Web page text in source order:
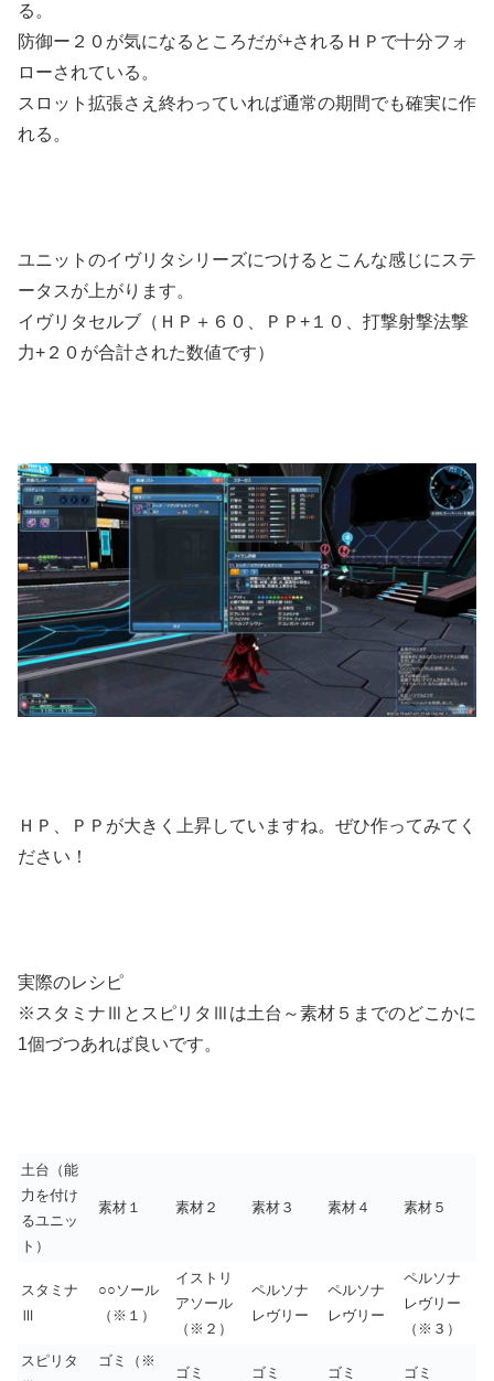
る。
防御ー２０が気になるところだが+されるＨＰで十分フォ
ローされている。
スロット拡張さえ終わっていれば通常の期間でも確実に作
れる。
ユニットのイヴリタシリーズにつけるとこんな感じにステ
ータスが上がります。
イヴリタセルブ（ＨＰ＋６０、ＰＰ+１０、打撃射撃法撃
力+２０が合計された数値です）
ＨＰ、ＰＰが大きく上昇していますね。ぜひ作ってみてく
ださい！
実際のレシピ
※スタミナⅢとスピリタⅢは土台～素材５までのどこかに
1個づつあれば良いです。
土台（能
力を付け
るユニッ
ト）
素材１ 素材２ 素材３ 素材４ 素材５
スタミナ
Ⅲ
○○ソール
（※１）
イストリ
アソール
（※２）
ペルソナ
レヴリー
ペルソナ
レヴリー
ペルソナ
レヴリー
（※３）
スピリタ
ゴミ（※
ゴミ ゴミ ゴミ ゴミ